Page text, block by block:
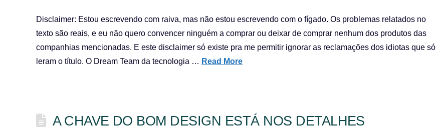
Disclaimer: Estou escrevendo com raiva, mas não estou escrevendo com o fígado. Os problemas relatados no
texto são reais, e eu não quero convencer ninguém a comprar ou deixar de comprar nenhum dos produtos das
companhias mencionadas. E este disclaimer só existe pra me permitir ignorar as reclamações dos idiotas que só
leram o título. O Dream Team da tecnologia … Read More
A CHAVE DO BOM DESIGN ESTÁ NOS DETALHES